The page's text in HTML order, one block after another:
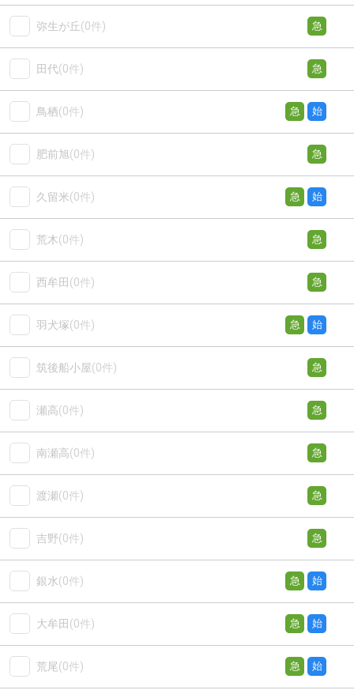
弥生が丘(0件) 急
田代(0件) 急
鳥栖(0件) 急 始
肥前旭(0件) 急
久留米(0件) 急 始
荒木(0件) 急
西牟田 (0件) 急
羽犬塚(0件) 急 始
筑後船小屋(0件) 急
瀬高(0件) 急
南瀬高(0件) 急
渡瀬(0件) 急
吉野(0件) 急
銀水(0件) 急 始
大牟田 (0件) 急 始
荒尾(0件) 急 始